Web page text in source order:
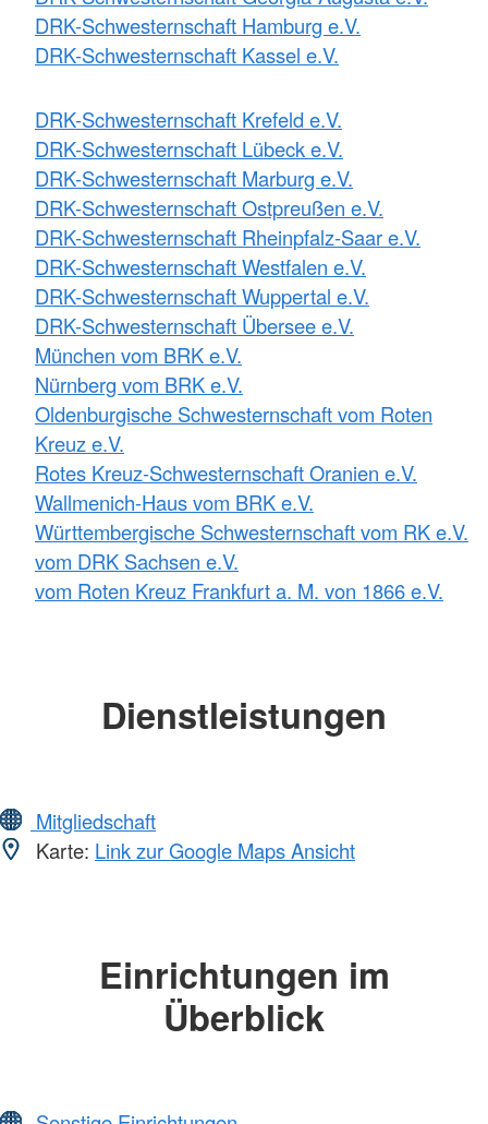
DRK-Schwesternschaft Hamburg e.V.
DRK-Schwesternschaft Kassel e.V.
DRK-Schwesternschaft Krefeld e.V.
DRK-Schwesternschaft Lübeck e.V.
DRK-Schwesternschaft Marburg e.V.
DRK-Schwesternschaft Ostpreußen e.V.
DRK-Schwesternschaft Rheinpfalz-Saar e.V.
DRK-Schwesternschaft Westfalen e.V.
DRK-Schwesternschaft Wuppertal e.V.
DRK-Schwesternschaft Übersee e.V.
München vom BRK e.V.
Nürnberg vom BRK e.V.
Oldenburgische Schwesternschaft vom Roten
Kreuz e.V.
Rotes Kreuz-Schwesternschaft Oranien e.V.
Wallmenich-Haus vom BRK e.V.
Württembergische Schwesternschaft vom RK e.V.
vom DRK Sachsen e.V.
vom Roten Kreuz Frankfurt a. M. von 1866 e.V.
Dienstleistungen
Mitgliedschaft
Karte: Link zur Google Maps Ansicht
Einrichtungen im
Überblick